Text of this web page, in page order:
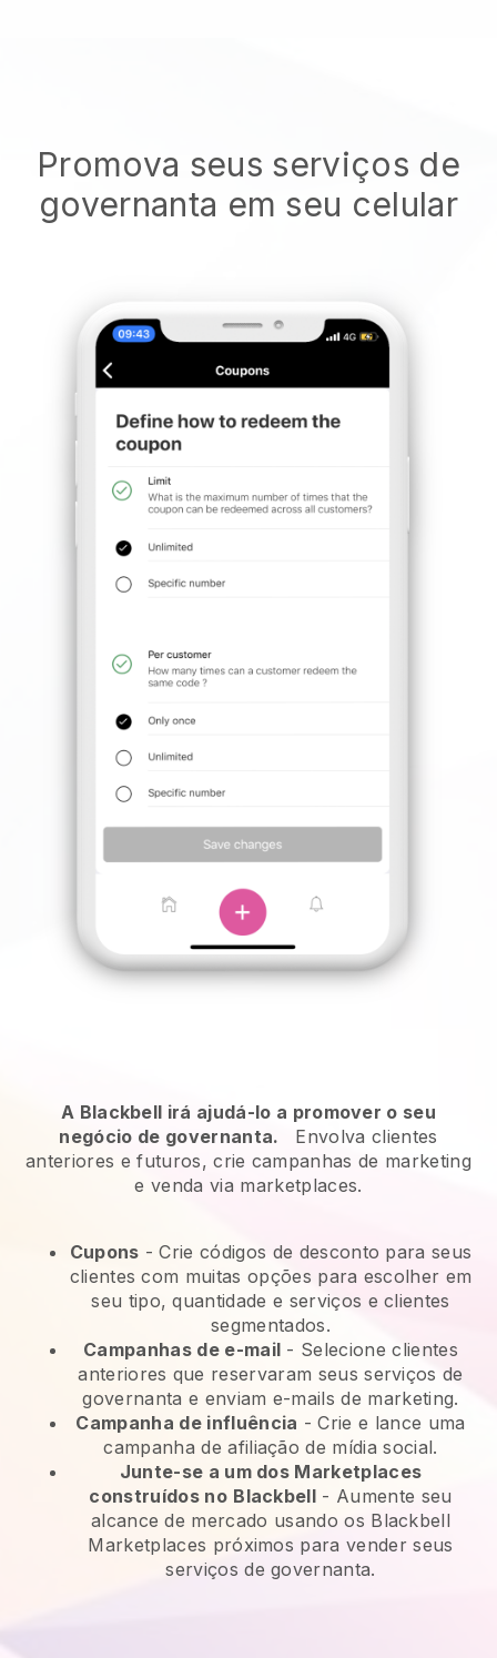
Promova seus serviços de
governanta em seu celular
A Blackbell irá ajudá-lo a promover o seu
negócio de governanta.
Envolva clientes
anteriores e futuros, crie campanhas de marketing
e venda via marketplaces.
Cupons - Crie códigos de desconto para seus
clientes com muitas opções para escolher em
seu tipo, quantidade e serviços e clientes
segmentados.
Campanhas de e-mail - Selecione clientes
anteriores que reservaram seus serviços de
governanta e enviam e-mails de marketing.
Campanha de influência - Crie e lance uma
campanha de afiliação de mídia social.
Junte-se a um dos Marketplaces
construídos no Blackbell - Aumente seu
alcance de mercado usando os Blackbell
Marketplaces próximos para vender seus
serviços de governanta.